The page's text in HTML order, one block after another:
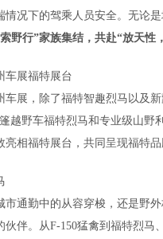
情况下的驾乘人员安全。无论
野行”家族集结，共赴“放天性
车展福特展台
车展，除了福特智趣烈马以及
越野车福特烈马和专业级山野
亮相福特展台，共同呈现福特
市通勤中的从容穿梭，还是野
伙伴。从F-150猛禽到福特烈马